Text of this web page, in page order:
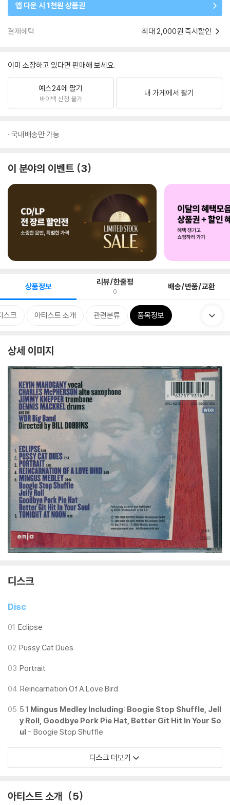
앱 다운 시 1천원 상품권
결제혜택 최대 2,000원 즉시할인
이미 소장하고 있다면 판매해 보세요.
예스24에 팔기
바이백 신청 불가
내 가게에서 팔기
국내배송만 가능
이 분야의 이벤트 3
상품정보 리뷰/한줄평
0 배송/반품/교환
스크 아티스트 소개 관련분류 품목정보
상세 이미지
디스크
Disc
01 Eclipse
02 Pussy Cat Dues
03 Portrait
04 Reincarnation Of A Love Bird
05 5.1 Mingus Medley Including: Boogie Stop Shuffle, Jell
y Roll, Goodbye Pork Pie Hat, Better Git Hit In Your So
ul - Boogie Stop Shuffle
디스크 더보기
아티스트 소개 5